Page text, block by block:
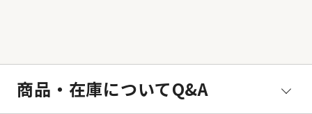
商品・在庫についてQ&A